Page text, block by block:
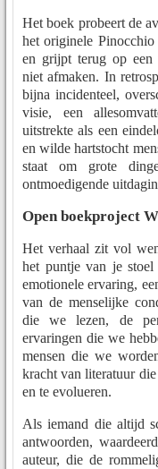
Het boek probeert de
het originele
en grijpt terug op een
niet afmaken. In
bijna incidenteel,
visie, een
uitstrekte als een
en wilde hartstocht
staat om grote
ontmoedigende
Open boekproject
Het verhaal zit vol
het puntje van je
emotionele ervaring,
van de menselijke
die we lezen, de
ervaringen die we
mensen die we
kracht van literatuur
en te evolueren.
Als iemand die altijd
antwoorden,
auteur, die de